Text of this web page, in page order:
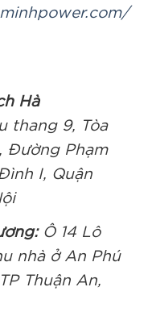
Hà
thang 9, Tòa
Đường Phạm
I, Quận
Ô 14 Lô
nhà ở An Phú
Thuận An,